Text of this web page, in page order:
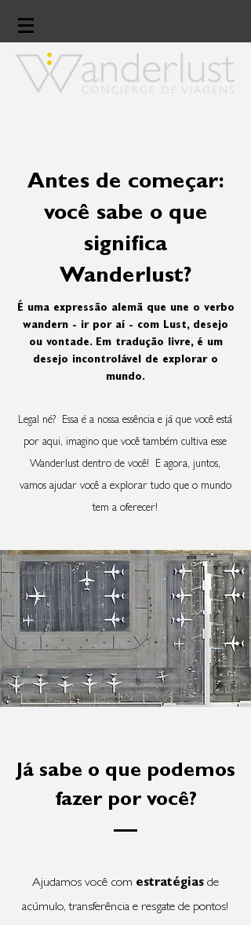
Antes de começar:
você sabe o que
significa
Wanderlust?
É uma expressão alemã que une o verbo
wandern - ir por aí - com Lust, desejo
ou vontade. Em tradução livre, é um
desejo incontrolável de explorar o
mundo.
Legal né? Essa é a nossa essência e já que você está
por aqui, imagino que você também cultiva esse
Wanderlust dentro de você! E agora, juntos,
vamos ajudar você a explorar tudo que o mundo
tem a oferecer!
Já sabe o que podemos
fazer por você?
Ajudamos você com estratégiasde
acúmulo, transferência e resgate de pontos!